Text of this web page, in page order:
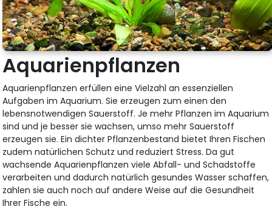
Aquarienpflanzen
Aquarienpflanzen erfüllen eine Vielzahl an essenziellen
Aufgaben im Aquarium. Sie erzeugen zum einen den
lebensnotwendigen Sauerstoff. Je mehr Pflanzen im Aquarium
sind und je besser sie wachsen, umso mehr Sauerstoff
erzeugen sie. Ein dichter Pflanzenbestand bietet Ihren Fischen
zudem natürlichen Schutz und reduziert Stress. Da gut
wachsende Aquarienpflanzen viele Abfall- und Schadstoffe
verarbeiten und dadurch natürlich gesundes Wasser schaffen,
zahlen sie auch noch auf andere Weise auf die Gesundheit
Ihrer Fische ein.